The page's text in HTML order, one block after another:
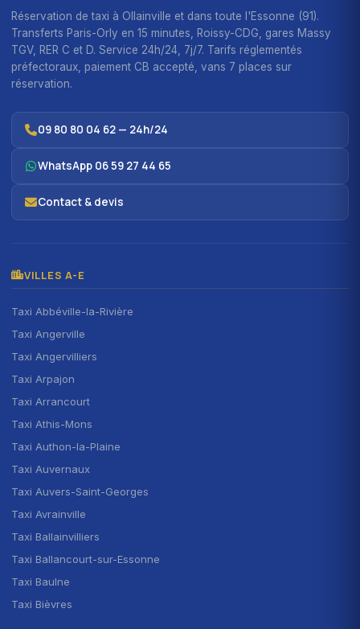
Réservation de taxi à Ollainville et dans toute l'Essonne (91).
Transferts Paris-Orly en 15 minutes, Roissy-CDG, gares Massy
TGV, RER C et D. Service 24h/24, 7j/7. Tarifs réglementés
préfectoraux, paiement CB accepté, vans 7 places sur
réservation.
09 80 80 04 62 — 24h/24
WhatsApp 06 59 27 44 65
Contact & devis
VILLES A-E
Taxi Abbéville-la-Rivière
Taxi Angerville
Taxi Angervilliers
Taxi Arpajon
Taxi Arrancourt
Taxi Athis-Mons
Taxi Authon-la-Plaine
Taxi Auvernaux
Taxi Auvers-Saint-Georges
Taxi Avrainville
Taxi Ballainvilliers
Taxi Ballancourt-sur-Essonne
Taxi Baulne
Taxi Bièvres